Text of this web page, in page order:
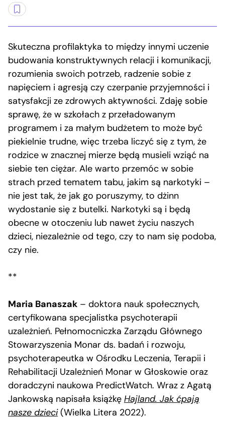
Skuteczna profilaktyka to między innymi uczenie
budowania konstruktywnych relacji i komunikacji,
rozumienia swoich potrzeb, radzenie sobie z
napięciem i agresją czy czerpanie przyjemności i
satysfakcji ze zdrowych aktywności. Zdaję sobie
sprawę, że w szkołach z przeładowanym
programem i za małym budżetem to może być
piekielnie trudne, więc trzeba liczyć się z tym, że
rodzice w znacznej mierze będą musieli wziąć na
siebie ten ciężar. Ale warto przemóc w sobie
strach przed tematem tabu, jakim są narkotyki –
nie jest tak, że jak go poruszymy, to dżinn
wydostanie się z butelki. Narkotyki są i będą
obecne w otoczeniu lub nawet życiu naszych
dzieci, niezależnie od tego, czy to nam się podoba,
czy nie.
**
Maria Banaszak – doktora nauk społecznych,
certyfikowana specjalistka psychoterapii
uzależnień. Pełnomocniczka Zarządu Głównego
Stowarzyszenia Monar ds. badań i rozwoju,
psychoterapeutka w Ośrodku Leczenia, Terapii i
Rehabilitacji Uzależnień Monar w Głoskowie oraz
doradczyni naukowa PredictWatch. Wraz z Agatą
Jankowską napisała książkę Hajland. Jak ćpają
nasze dzieci(Wielka Litera 2022).